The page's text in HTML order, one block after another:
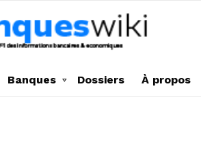
Banques Dossiers À propos